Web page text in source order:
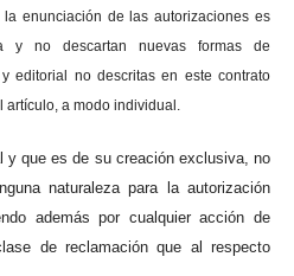
la enunciación de las autorizaciones es
y no descartan nuevas formas de
editorial no descritas en este contrato
artículo, a modo individual.
y que es de su creación exclusiva, no
naturaleza para la autorización
además por cualquier acción de
de reclamación que al respecto